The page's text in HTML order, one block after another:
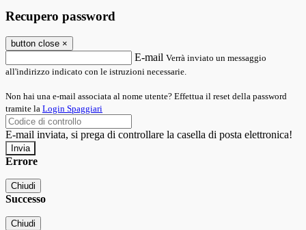
Recupero password
button close ×
E-mail Verrà inviato un messaggio
all'indirizzo indicato con le istruzioni necessarie.
Non hai una e-mail associata al nome utente? Effettua il reset della password
tramite la Login Spaggiari
E-mail inviata, si prega di controllare la casella di posta elettronica!
Errore
Chiudi
Successo
Chiudi